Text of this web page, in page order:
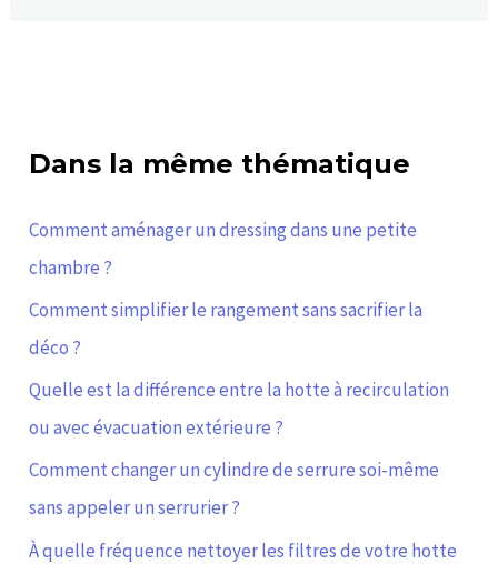
Dans la même thématique
Comment aménager un dressing dans une petite
chambre ?
Comment simplifier le rangement sans sacrifier la
déco ?
Quelle est la différence entre la hotte à recirculation
ou avec évacuation extérieure ?
Comment changer un cylindre de serrure soi-même
sans appeler un serrurier ?
À quelle fréquence nettoyer les filtres de votre hotte